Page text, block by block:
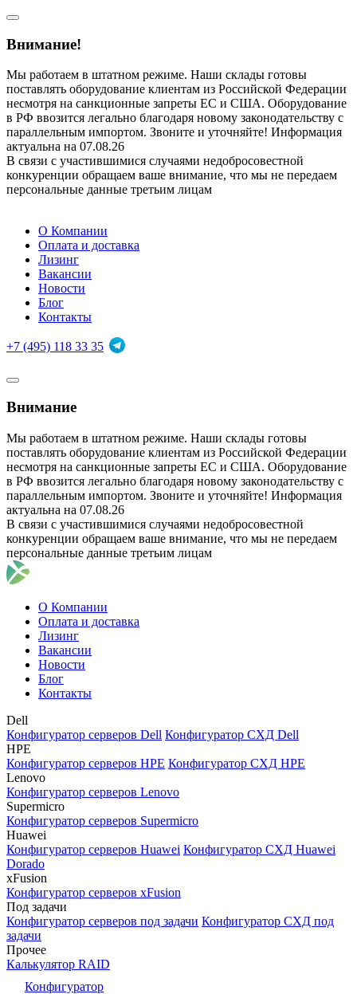
Внимание!
Мы работаем в штатном режиме. Наши склады готовы
поставлять оборудование клиентам из Российской Федерации
несмотря на санкционные запреты ЕС и США. Оборудование
в РФ ввозится легально благодаря новому законодательству с
параллельным импортом. Звоните и уточняйте! Информация
актуальна на 07.08.26
В связи с участившимися случаями недобросовестной
конкуренции обращаем ваше внимание, что мы не передаем
персональные данные третьим лицам
О Компании
Оплата и доставка
Лизинг
Вакансии
Новости
Блог
Контакты
+7 (495) 118 33 35
Внимание
Мы работаем в штатном режиме. Наши склады готовы
поставлять оборудование клиентам из Российской Федерации
несмотря на санкционные запреты ЕС и США. Оборудование
в РФ ввозится легально благодаря новому законодательству с
параллельным импортом. Звоните и уточняйте! Информация
актуальна на 07.08.26
В связи с участившимися случаями недобросовестной
конкуренции обращаем ваше внимание, что мы не передаем
персональные данные третьим лицам
О Компании
Оплата и доставка
Лизинг
Вакансии
Новости
Блог
Контакты
Dell
Конфигуратор серверов Dell Конфигуратор СХД Dell
HPE
Конфигуратор серверов HPE Конфигуратор СХД HPE
Lenovo
Конфигуратор серверов Lenovo
Supermicro
Конфигуратор серверов Supermicro
Huawei
Конфигуратор серверов Huawei Конфигуратор СХД Huawei
Dorado
xFusion
Конфигуратор серверов xFusion
Под задачи
Конфигуратор серверов под задачи Конфигуратор СХД под
задачи
Прочее
Калькулятор RAID
Конфигуратор